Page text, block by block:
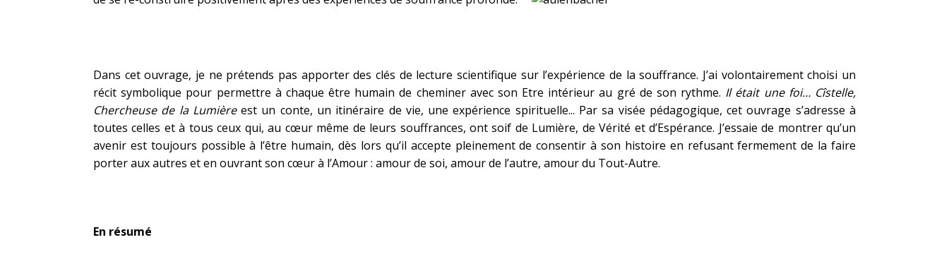
Dans cet ouvrage, je ne prétends pas apporter des clés de lecture scientifique sur l’expérience de la souffrance. J’ai volontairement choisi un
récit symbolique pour permettre à chaque être humain de cheminer avec son Etre intérieur au gré de son rythme. Il était une foi… Cîstelle,
Chercheuse de la Lumièreest un conte, un itinéraire de vie, une expérience spirituelle... Par sa visée pédagogique, cet ouvrage s’adresse à
toutes celles et à tous ceux qui, au cœur même de leurs souffrances, ont soif de Lumière, de Vérité et d’Espérance. J’essaie de montrer qu’un
avenir est toujours possible à l’être humain, dès lors qu’il accepte pleinement de consentir à son histoire en refusant fermement de la faire
porter aux autres et en ouvrant son cœur à l’Amour : amour de soi, amour de l’autre, amour du Tout-Autre.
En résumé